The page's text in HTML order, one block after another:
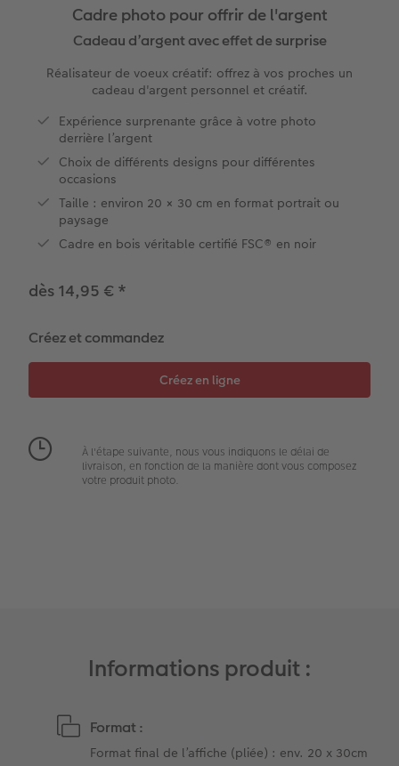
XXL Panorama
A5 Panorama
Petit Carré
Bébé
Types de papier
Types de couvertures
Possibilités
Effet relief
Accessoires
Modes de commande
Tirages photo rétro carré
Tirages fine art
Marque-page photo
Tirage photo encadré
Poster photo premium
Lots de photos
Autocollants photo
Boîte photo souvenirs
Accessoires
Tableau photo prestige
Photo sur carton mousse
Photo sur bois
hexxas
Polyptyque
Décoration murale encadrée
Accessoires
Calendrier mural Fineline
À annoter
Modèles créatifs
Accessoires
Textiles
Photo magnets
Coques smartphones
Boîte cadeau
Bon cadeau CEWE
Tirages créatifs
Idées cadeaux
Faire-part de mariage
Faire-part de naissance
Faire-part d'anniversaire
Faire-part de communion
Tous les thèmes
Effet relief
Mariage
Animaux
Conséils décoration murale
Conseils pour votre livre photo
Conseils pour la photographie
CEWE myPhotos
Tutoriels
Concours photo
Magazine CEWE
Pour les enfants
Pour les animaux
Cadeaux plus durables
Cadre photo pour offrir de l'argent
Cadeau d’argent avec effet de surprise
Réalisateur de voeux créatif: offrez à vos proches un
cadeau d'argent personnel et créatif.
Expérience surprenante grâce à votre photo
derrière l’argent
Choix de différents designs pour différentes
occasions
Taille : environ 20 × 30 cm en format portrait ou
paysage
Cadre en bois véritable certifié FSC® en noir
dès 14,95 € *
Créez et commandez
À l'étape suivante, nous vous indiquons le délai de
livraison, en fonction de la manière dont vous composez
votre produit photo.
Informations produit :
Format :
Format final de l’affiche (pliée) : env. 20 x 30cm